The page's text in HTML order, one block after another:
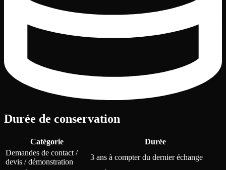
Durée de conservation
Catégorie
Durée
Demandes de contact /
devis / démonstration
3 ans à compter du dernier échange